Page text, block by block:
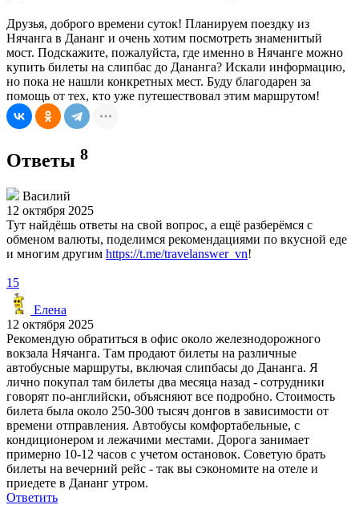
Друзья, доброго времени суток! Планируем поездку из
Нячанга в Дананг и очень хотим посмотреть знаменитый
мост. Подскажите, пожалуйста, где именно в Нячанге можно
купить билеты на слипбас до Дананга? Искали информацию,
но пока не нашли конкретных мест. Буду благодарен за
помощь от тех, кто уже путешествовал этим маршрутом!
Ответы 8
Василий
12 октября 2025
Тут найдёшь ответы на свой вопрос, а ещё разберёмся с
обменом валюты, поделимся рекомендациями по вкусной еде
и многим другим https://t.me/travelanswer_vn!
15
Елена
12 октября 2025
Рекомендую обратиться в офис около железнодорожного
вокзала Нячанга. Там продают билеты на различные
автобусные маршруты, включая слипбасы до Дананга. Я
лично покупал там билеты два месяца назад - сотрудники
говорят по-английски, объясняют все подробно. Стоимость
билета была около 250-300 тысяч донгов в зависимости от
времени отправления. Автобусы комфортабельные, с
кондиционером и лежачими местами. Дорога занимает
примерно 10-12 часов с учетом остановок. Советую брать
билеты на вечерний рейс - так вы сэкономите на отеле и
приедете в Дананг утром.
Ответить